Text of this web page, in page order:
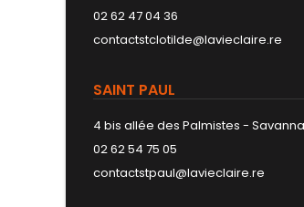
02 62 47 04 36
contactstclotilde@lavieclaire.re
SAINT PAUL
4 bis allée des Palmistes -
02 62 54 75 05
contactstpaul@lavieclaire.re